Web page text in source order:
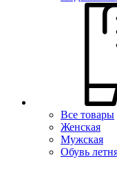
Все товары
Женская
Мужская
Обувь